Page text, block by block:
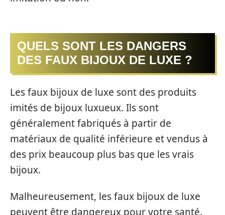
QUELS SONT LES DANGERS
DES FAUX BIJOUX DE LUXE ?
Les faux bijoux de luxe sont des produits
imités de bijoux luxueux. Ils sont
généralement fabriqués à partir de
matériaux de qualité inférieure et vendus à
des prix beaucoup plus bas que les vrais
bijoux.
Malheureusement, les faux bijoux de luxe
peuvent être dangereux pour votre santé.